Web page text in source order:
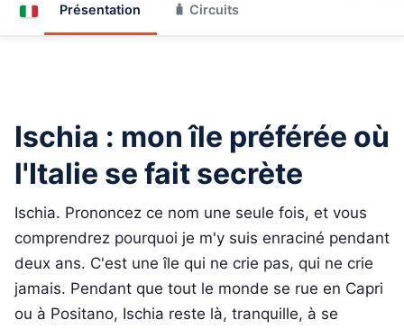
Présentation 🧳 Circuits
Ischia : mon île préférée où
l'Italie se fait secrète
Ischia. Prononcez ce nom une seule fois, et vous
comprendrez pourquoi je m'y suis enraciné pendant
deux ans. C'est une île qui ne crie pas, qui ne crie
jamais. Pendant que tout le monde se rue en Capri
ou à Positano, Ischia reste là, tranquille, à se